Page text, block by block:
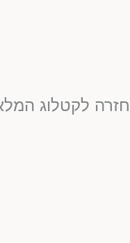
לקטלוג המלא